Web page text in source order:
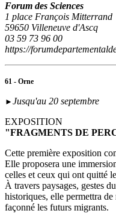
Forum des Sciences
1 place François Mitterrand
59650 Villeneuve d'Ascq
03 59 73 96 00
https://
61 - Orne
► Jusqu'au 20 septembre
EXPOSITION
"FRAGMENTS DE
Cette première exposition
Elle proposera une
celles et ceux qui ont quitté
À travers paysages, gestes
historiques, elle permettra
façonné les futurs migrants.